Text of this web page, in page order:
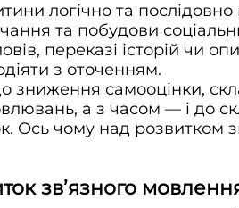
логічно та
та побудови
переказі історій чи
з оточенням.
самооцінки,
а з часом — і до
Ось чому над розвитком
зв’язного